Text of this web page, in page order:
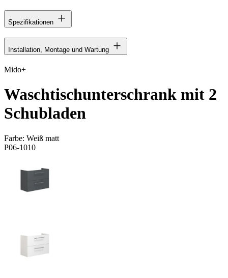
Spezifikationen
Installation, Montage und Wartung
Mido+
Waschtischunterschrank mit 2
Schubladen
Farbe: Weiß matt
P06-1010